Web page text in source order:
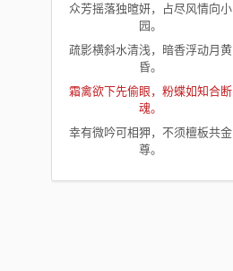
众芳摇落独暄妍，占尽风情向小
园。
疏影横斜水清浅，暗香浮动月黄
昏。
霜禽欲下先偷眼，粉蝶如知合断
魂。
幸有微吟可相狎，不须檀板共金
尊。